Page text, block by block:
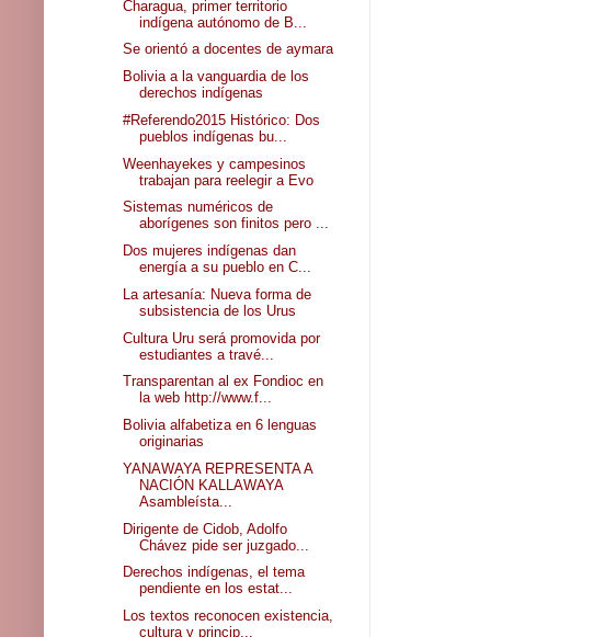
Charagua, primer territorio
indígena autónomo de B...
Se orientó a docentes de aymara
Bolivia a la vanguardia de los
derechos indígenas
#Referendo2015 Histórico: Dos
pueblos indígenas bu...
Weenhayekes y campesinos
trabajan para reelegir a Evo
Sistemas numéricos de
aborígenes son finitos pero ...
Dos mujeres indígenas dan
energía a su pueblo en C...
La artesanía: Nueva forma de
subsistencia de los Urus
Cultura Uru será promovida por
estudiantes a travé...
Transparentan al ex Fondioc en
la web http://www.f...
Bolivia alfabetiza en 6 lenguas
originarias
YANAWAYA REPRESENTA A
NACIÓN KALLAWAYA
Asambleísta...
Dirigente de Cidob, Adolfo
Chávez pide ser juzgado...
Derechos indígenas, el tema
pendiente en los estat...
Los textos reconocen existencia,
cultura y princip...